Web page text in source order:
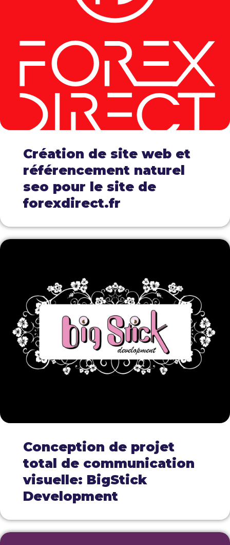
Création de site web et
référencement naturel
seo pour le site de
forexdirect.fr
Conception de projet
total de communication
visuelle: BigStick
Development